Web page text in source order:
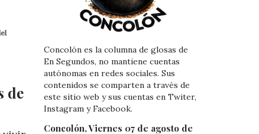
de
Concolón es la columna de glosas de
En Segundos, no mantiene cuentas
autónomas en redes sociales. Sus
contenidos se comparten a través de
este sitio web y sus cuentas en Twiter,
Instagram y Facebook.
Concolón, Viernes 07 de agosto de